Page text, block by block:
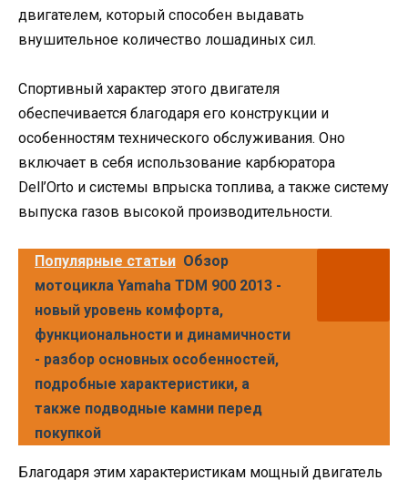
двигателем, который способен выдавать
внушительное количество лошадиных сил.
Спортивный характер этого двигателя
обеспечивается благодаря его конструкции и
особенностям технического обслуживания. Оно
включает в себя использование карбюратора
Dell’Orto и системы впрыска топлива, а также систему
выпуска газов высокой производительности.
Популярные статьи Обзор
мотоцикла Yamaha TDM 900 2013 -
новый уровень комфорта,
функциональности и динамичности
- разбор основных особенностей,
подробные характеристики, а
также подводные камни перед
покупкой
Благодаря этим характеристикам мощный двигатель